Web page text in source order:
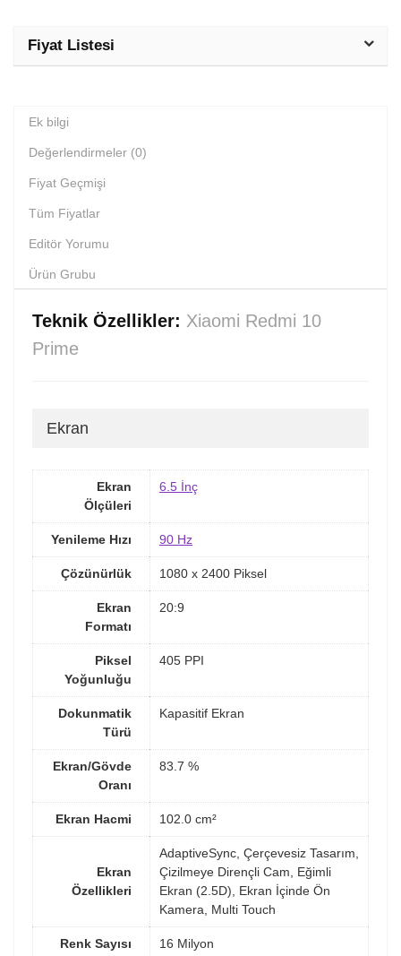
Fiyat Listesi
Ek bilgi
Değerlendirmeler (0)
Fiyat Geçmişi
Tüm Fiyatlar
Editör Yorumu
Ürün Grubu
Teknik Özellikler: Xiaomi Redmi 10
Prime
Ekran
Ekran
Ölçüleri
6.5 İnç
Yenileme Hızı 90 Hz
Çözünürlük 1080 x 2400 Piksel
Ekran
Formatı
20:9
Piksel
Yoğunluğu
405 PPI
Dokunmatik
Türü
Kapasitif Ekran
Ekran/Gövde
Oranı
83.7 %
Ekran Hacmi 102.0 cm²
Ekran
Özellikleri
AdaptiveSync, Çerçevesiz Tasarım,
Çizilmeye Dirençli Cam, Eğimli
Ekran (2.5D), Ekran İçinde Ön
Kamera, Multi Touch
Renk Sayısı 16 Milyon